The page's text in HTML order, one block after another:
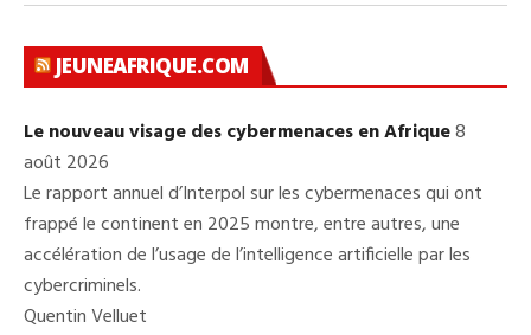
JEUNEAFRIQUE.COM
Le nouveau visage des cybermenaces en Afrique8
août 2026
Le rapport annuel d’Interpol sur les cybermenaces qui ont
frappé le continent en 2025 montre, entre autres, une
accélération de l’usage de l’intelligence artificielle par les
cybercriminels.
Quentin Velluet